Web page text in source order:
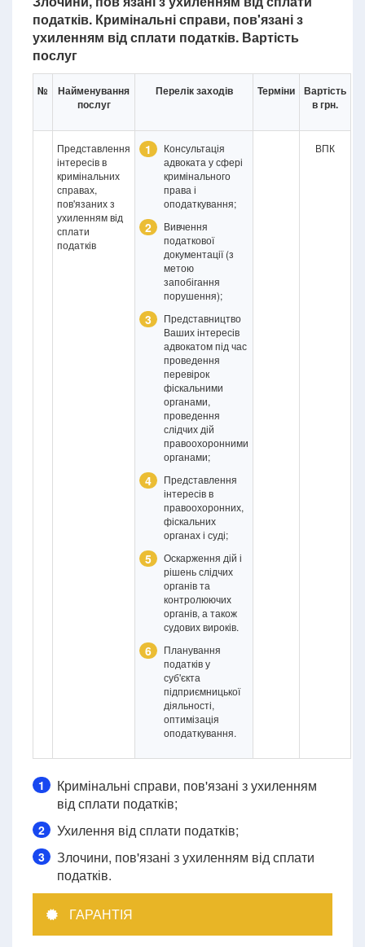
податків. Кримінальні справи, пов'язані з
ухиленням від сплати податків. Вартість
послуг
№
Найменування
послуг
Перелік заходів Терміни
Вартість
в грн.
Представлення
інтересів в
кримінальних
справах,
пов'язаних з
ухиленням від
сплати
податків
1
Консультація
адвоката у сфері
кримінального
права і
оподаткування;
2
Вивчення
податкової
документації (з
метою
запобігання
порушення);
3
Представництво
Ваших інтересів
адвокатом під час
проведення
перевірок
фіскальними
органами,
проведення
слідчих дій
правоохоронними
органами;
4
Представлення
інтересів в
правоохоронних,
фіскальних
органах і суді;
5
Оскарження дій і
рішень слідчих
органів та
контролюючих
органів, а також
судових вироків.
6
Планування
податків у
суб'єкта
підприємницької
діяльності,
оптимізація
оподаткування.
ВПК
1
Кримінальні справи, пов'язані з ухиленням
від сплати податків;
2 Ухилення від сплати податків;
3
Злочини, пов'язані з ухиленням від сплати
податків.
ГАРАНТІЯ